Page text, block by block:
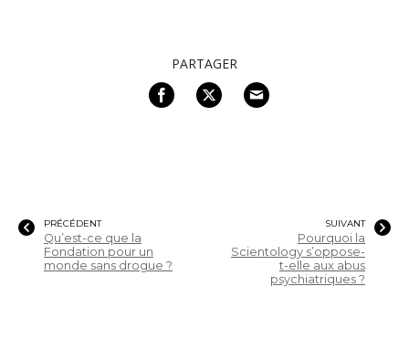
PARTAGER
PRÉCÉDENT
Qu’est-ce que la
Fondation pour un
monde sans drogue ?
SUIVANT
Pourquoi la
Scientology s’oppose-
t-elle aux abus
psychiatriques ?